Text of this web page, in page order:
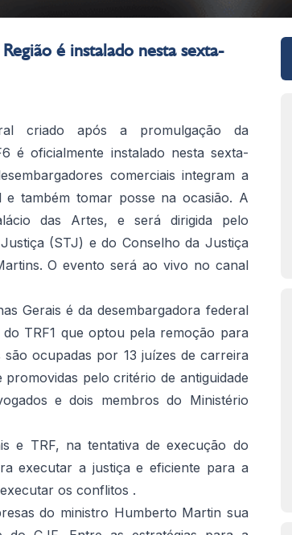
é instalado nesta sexta-
criado após a promulgação da
é oficialmente instalado nesta sexta-
comerciais integram a
também tomar posse na ocasião. A
das Artes, e será dirigida pelo
(STJ) e do Conselho da Justiça
O evento será ao vivo no canal
Gerais é da desembargadora federal
TRF1 que optou pela remoção para
são ocupadas por 13 juízes de carreira
promovidas pelo critério de antiguidade
e dois membros do Ministério
e TRF, na tentativa de execução do
executar a justiça e eficiente para a
os conflitos .
do ministro Humberto Martin sua